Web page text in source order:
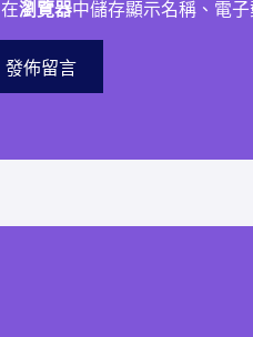
在瀏覽器中儲存顯示名稱、電